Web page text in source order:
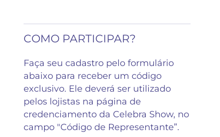
COMO PARTICIPAR?
Faça seu cadastro pelo formulário
abaixo para receber um código
exclusivo. Ele deverá ser utilizado
pelos lojistas na página de
credenciamento da Celebra Show, no
campo "Código de Representante”.